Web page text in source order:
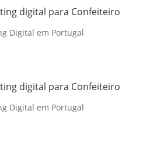
digital para Confeiteiro
Digital em Portugal
digital para Confeiteiro
Digital em Portugal